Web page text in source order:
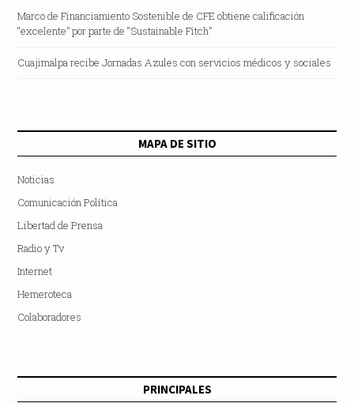
Marco de Financiamiento Sostenible de CFE obtiene calificación
“excelente” por parte de “Sustainable Fitch”
Cuajimalpa recibe Jornadas Azules con servicios médicos y sociales
MAPA DE SITIO
Noticias
Comunicación Política
Libertad de Prensa
Radio y Tv
Internet
Hemeroteca
Colaboradores
PRINCIPALES